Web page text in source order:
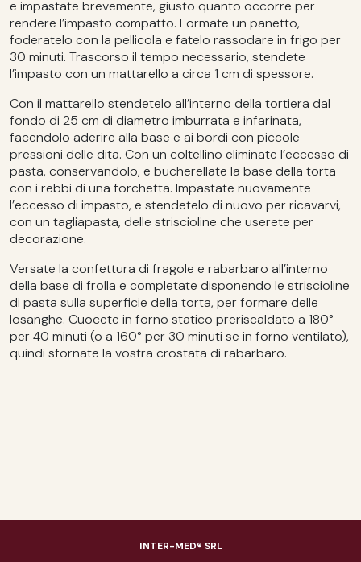
e impastate brevemente, giusto quanto occorre per
rendere l’impasto compatto. Formate un panetto,
foderatelo con la pellicola e fatelo rassodare in frigo per
30 minuti. Trascorso il tempo necessario, stendete
l’impasto con un mattarello a circa 1 cm di spessore.
Con il mattarello stendetelo all’interno della tortiera dal
fondo di 25 cm di diametro imburrata e infarinata,
facendolo aderire alla base e ai bordi con piccole
pressioni delle dita. Con un coltellino eliminate l’eccesso di
pasta, conservandolo, e bucherellate la base della torta
con i rebbi di una forchetta. Impastate nuovamente
l’eccesso di impasto, e stendetelo di nuovo per ricavarvi,
con un tagliapasta, delle striscioline che userete per
decorazione.
Versate la confettura di fragole e rabarbaro all’interno
della base di frolla e completate disponendo le striscioline
di pasta sulla superficie della torta, per formare delle
losanghe. Cuocete in forno statico preriscaldato a 180°
per 40 minuti (o a 160° per 30 minuti se in forno ventilato),
quindi sfornate la vostra crostata di rabarbaro.
INTER-MED® SRL